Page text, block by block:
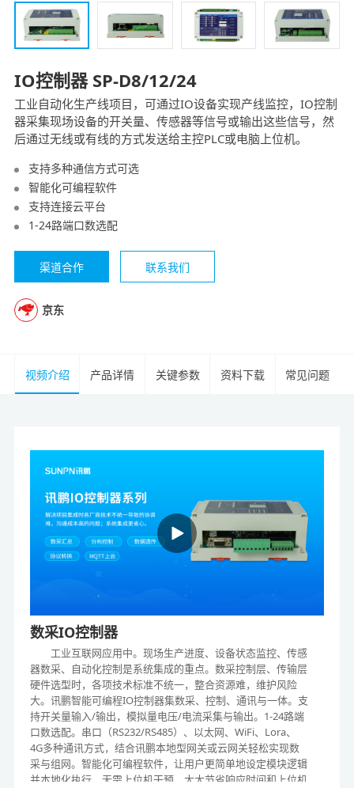
IO控制器 SP-D8/12/24
工业自动化生产线项目，可通过IO设备实现产线监控，IO控制
器采集现场设备的开关量、传感器等信号或输出这些信号，然
后通过无线或有线的方式发送给主控PLC或电脑上位机。
支持多种通信方式可选
智能化可编程软件
支持连接云平台
1-24路端口数选配
渠道合作 联系我们
京东
视频介绍 产品详情 关键参数 资料下载 常见问题
数采IO控制器
工业互联网应用中。现场生产进度、设备状态监控、传感
器数采、自动化控制是系统集成的重点。数采控制层、传输层
硬件选型时，各项技术标准不统一，整合资源难，维护风险
大。讯鹏智能可编程IO控制器集数采、控制、通讯与一体。支
持开关量输入/输出，模拟量电压/电流采集与输出。1-24路端
口数选配。串口（RS232/RS485）、以太网、WiFi、Lora、
4G多种通讯方式，结合讯鹏本地型网关或云网关轻松实现数
采与组网。智能化可编程软件，让用户更简单地设定模块逻辑
并本地化执行，无需上位机干预，大大节省响应时间和上位机